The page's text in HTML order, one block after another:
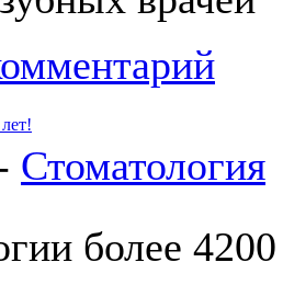
Стоматология